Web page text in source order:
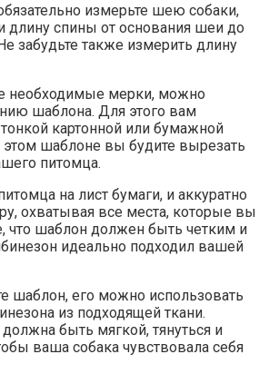
измерьте шею собаки,
длину спины от основания шеи до
забудьте также измерить длину
необходимые мерки, можно
шаблона. Для этого вам
картонной или бумажной
этом шаблоне вы будите вырезать
питомца.
на лист бумаги, и аккуратно
охватывая все места, которые вы
что шаблон должен быть четким и
идеально подходил вашей
шаблон, его можно использовать
из подходящей ткани.
быть мягкой, тянуться и
ваша собака чувствовала себя